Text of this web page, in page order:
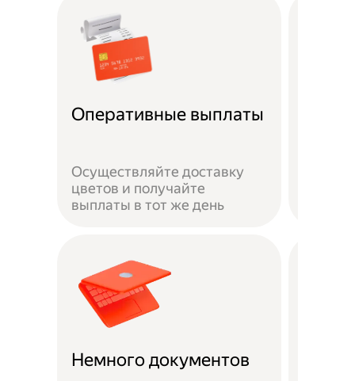
Оперативные выплаты
Осуществляйте доставку
цветов и получайте
выплаты в тот же день
Немного документов